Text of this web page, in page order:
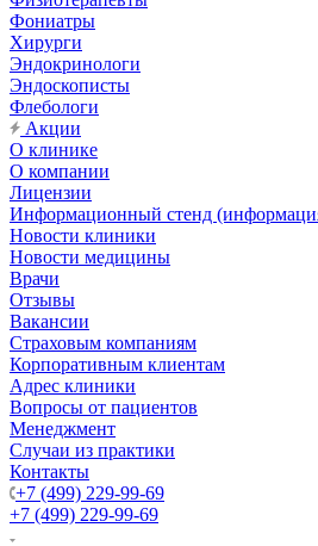
Фониатры
Хирурги
Эндокринологи
Эндоскописты
Флебологи
Акции
О клинике
О компании
Лицензии
Информационный стенд
Новости клиники
Новости медицины
Врачи
Отзывы
Вакансии
Страховым компаниям
Корпоративным клиентам
Адрес клиники
Вопросы от пациентов
Менеджмент
Случаи из практики
Контакты
+7 (499) 229-99-69
+7 (499) 229-99-69